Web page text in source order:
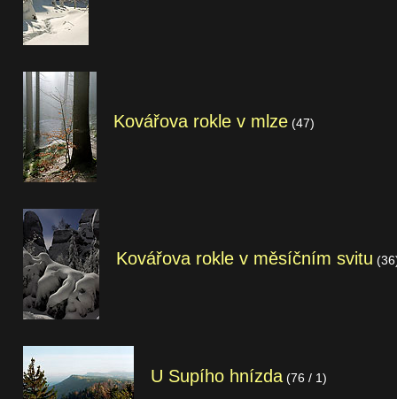
Kovářova rokle v mlze (47)
Kovářova rokle v měsíčním svitu
U Supího hnízda(76 / 1)